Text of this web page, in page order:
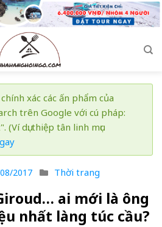
xác các ấn phẩm của
trên Google với cú pháp:
dụ: thiệp tân linh mục
2017 Thời trang
ai mới là ông
nhất làng túc cầu?